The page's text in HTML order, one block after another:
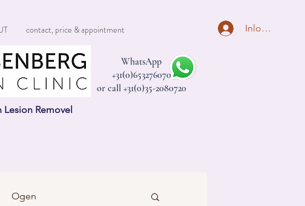
contact, price & appointment Inloggen
WhatsApp
+31(0)653276070
or call +31(0)35-2080720
Lesion Removel
Ogen